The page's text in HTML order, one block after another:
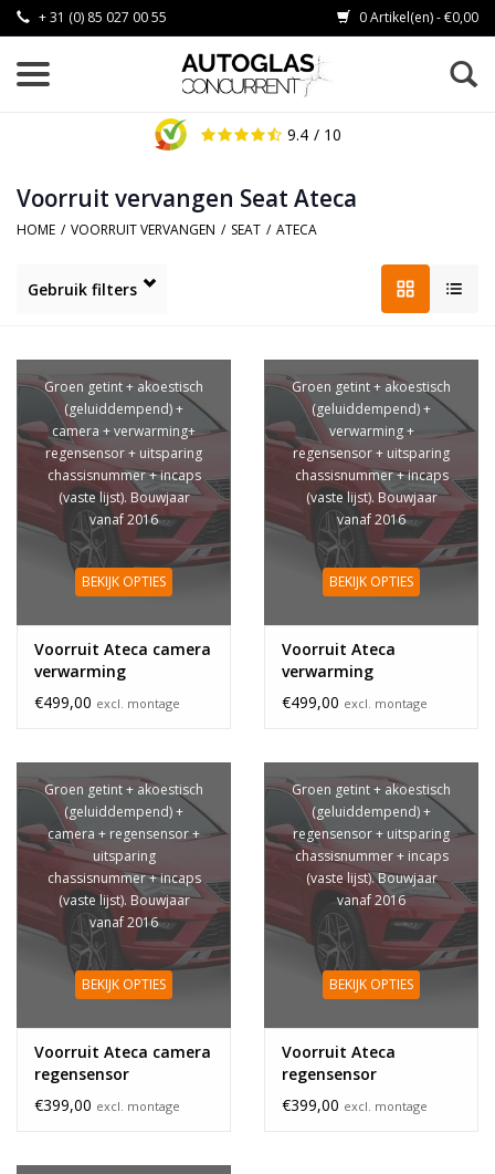
+ 31 (0) 85 027 00 55 0 Artikel(en) - €0,00
9.4 / 10
Voorruit vervangen Seat Ateca
HOME / VOORRUIT VERVANGEN / SEAT / ATECA
Gebruik filters
Groen getint + akoestisch
(geluiddempend) +
camera + verwarming+
regensensor + uitsparing
chassisnummer + incaps
(vaste lijst). Bouwjaar
vanaf 2016
BEKIJK OPTIES
Voorruit Ateca camera
verwarming
regensensor
€499,00 excl. montage
Groen getint + akoestisch
(geluiddempend) +
verwarming +
regensensor + uitsparing
chassisnummer + incaps
(vaste lijst). Bouwjaar
vanaf 2016
BEKIJK OPTIES
Voorruit Ateca
verwarming
regensensor
€499,00 excl. montage
Groen getint + akoestisch
(geluiddempend) +
camera + regensensor +
uitsparing
chassisnummer + incaps
(vaste lijst). Bouwjaar
vanaf 2016
BEKIJK OPTIES
Voorruit Ateca camera
regensensor
€399,00 excl. montage
Groen getint + akoestisch
(geluiddempend) +
regensensor + uitsparing
chassisnummer + incaps
(vaste lijst). Bouwjaar
vanaf 2016
BEKIJK OPTIES
Voorruit Ateca
regensensor
€399,00 excl. montage